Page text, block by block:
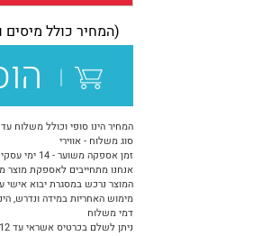
(המחיר כולל
המחיר הינו סופי וכולל משלוח
סוג משלוח - אווירי
זמן אספקה משוער - 14 ימי עסקים
אנחנו מתחייבים לאספקת מוצר
המוצר נרכש במסגרת יבוא
מימוש האחריות במידה ונדרש,
דמי משלוח
ניתן לשלם בכרטיס אשראי עד 12 תשלומים (בתוספת ריבית)